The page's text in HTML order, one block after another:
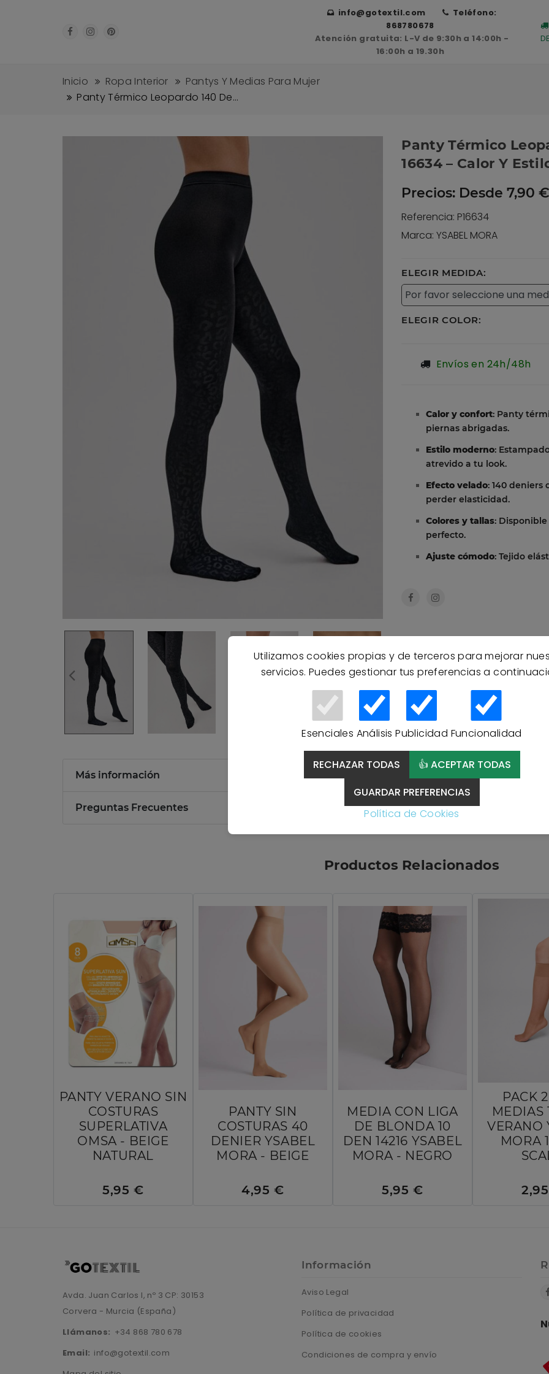
Utilizamos cookies propias y de terceros para mejorar
servicios. Puedes gestionar tus preferencias a
Esenciales Análisis Publicidad Funcionalidad
RECHAZAR TODAS
👍 ACEPTAR TODAS
GUARDAR PREFERENCIAS
Política de Cookies
info@gotextil.com
Teléfono:
868780678
Atención gratuita: L-V de 9:30h a 14:00h -
16:00h a 19.30h
Inicio Ropa Interior
Pantys Y Medias Para Mujer
Panty Térmico Leopardo 140 De...
Panty Térmico
16634 – Calor Y
Precios: Desde 7,90
Referencia: P16634
Marca: YSABEL MORA
ELEGIR MEDIDA:
ELEGIR COLOR:
Envíos en 24h/48h
Calor y confort: Panty
piernas abrigadas.
Estilo moderno:
atrevido a tu look.
Efecto velado: 140
perder elasticidad.
Colores y tallas:
perfecto.
Ajuste cómodo: Tejido
Más información
Preguntas Frecuentes
Productos Relacionados
PANTY VERANO SIN
COSTURAS
SUPERLATIVA
OMSA - BEIGE
NATURAL
5,95 €
PANTY SIN
COSTURAS 40
DENIER YSABEL
MORA - BEIGE
4,95 €
MEDIA CON LIGA
DE BLONDA 10
DEN 14216 YSABEL
MORA - NEGRO
5,95 €
PACK
MEDIAS
VERANO
MORA
Avda. Juan Carlos I, nº 3 CP: 30153
Corvera - Murcia (España)
Llámanos: +34 868 780 678
Email: info@gotextil.com
Información
Aviso Legal
Política de privacidad
Política de cookies
Condiciones de compra y envío